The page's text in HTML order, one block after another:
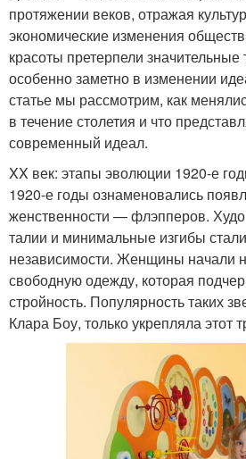
протяжении веков, отражая
экономические изменения
красоты претерпели
особенно заметно в изменении
статье мы рассмотрим, как
в течение столетия и что
современный идеал.
XX век: этапы эволюции 1920-е
1920-е годы ознаменовались
женственности — флэпперов.
талии и минимальные изгибы
независимости. Женщины начали
свободную одежду, которая
стройность. Популярность таких
Клара Боу, только укрепляла этот